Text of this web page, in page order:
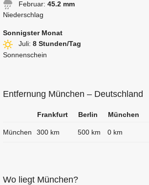
Februar: 45.2 mm
Niederschlag
Sonnigster Monat
Juli: 8 Stunden/Tag
Sonnenschein
Entfernung München – Deutschland
Frankfurt Berlin München
München 300 km 500 km 0 km
Wo liegt München?